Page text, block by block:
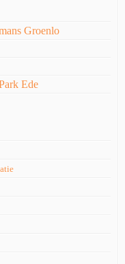
Groenlo
Ede